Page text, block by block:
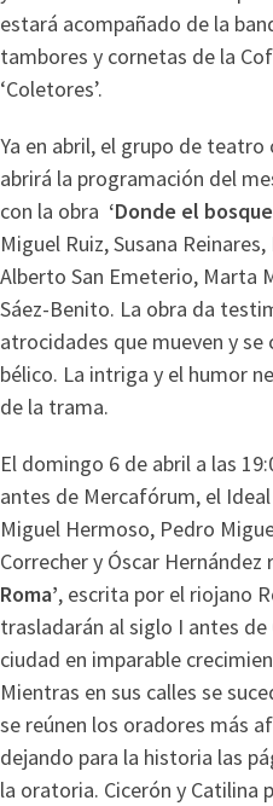
estará acompañado de la
tambores y cornetas de la
‘Coletores’.
Ya en abril, el grupo de teatro
abrirá la programación del
con la obra ‘Donde el
Miguel Ruiz, Susana
Alberto San Emeterio, Marta
Sáez-Benito. La obra da
atrocidades que mueven y
bélico. La intriga y el humor
de la trama.
El domingo 6 de abril a las
antes de Mercafórum, el
Miguel Hermoso, Pedro
Correcher y Óscar Hernández
Roma’, escrita por el riojano
trasladarán al siglo I antes
ciudad en imparable
Mientras en sus calles se
se reúnen los oradores más
dejando para la historia las
la oratoria. Cicerón y Catilina